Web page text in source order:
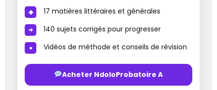
17 matières littéraires et générales
140 sujets corrigés pour progresser
Vidéos de méthode et conseils de révision
Acheter NdoloProbatoire A